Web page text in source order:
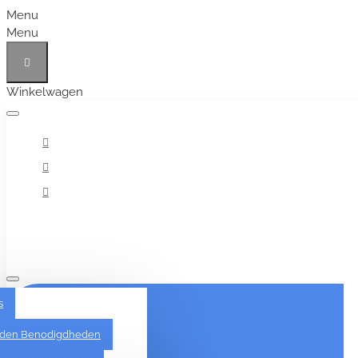
Menu
Menu
Winkelwagen
Alles
Benodigdheden